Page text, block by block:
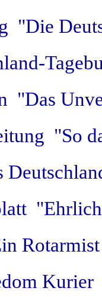
"Die
"Das
"So